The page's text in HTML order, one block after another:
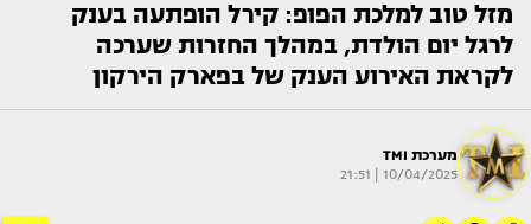
מזל טוב למלכת הפופ: קירל הופתעה בענק
לרגל יום הולדת, במהלך החזרות שערכה
לקראת האירוע הענק של בפארק הירקון
מערכת TMI
10/04/2025 | 21:51